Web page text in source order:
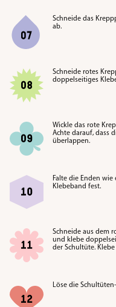
Schneide das
ab.
Schneide rotes
doppelseitiges
Wickle das rote
Achte darauf, dass
überlappen.
Falte die Enden
Klebeband fest.
Schneide aus dem
und klebe
der Schultüte.
Löse die